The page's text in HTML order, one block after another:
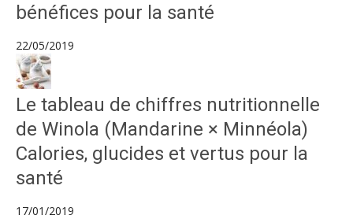
bénéfices pour la santé
22/05/2019
Le tableau de chiffres nutritionnelle
de Winola (Mandarine × Minnéola)
Calories, glucides et vertus pour la
santé
17/01/2019